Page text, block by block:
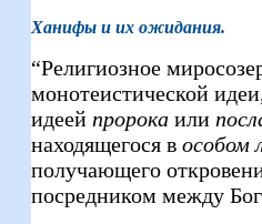
Ханифы и их ожидания.
“Религиозное
монотеистической
идеей пророка или
находящегося в особом
получающего
посредником между